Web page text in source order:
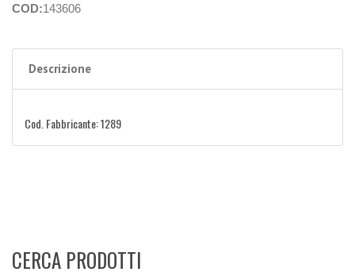
COD:143606
Descrizione
Cod. Fabbricante: 1289
CERCA PRODOTTI